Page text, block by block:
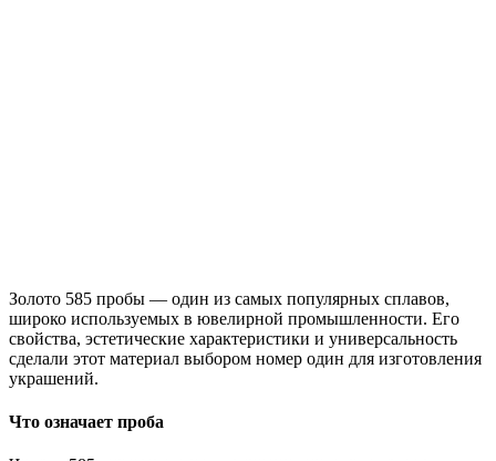
Золото 585 пробы — один из самых популярных сплавов,
широко используемых в ювелирной промышленности. Его
свойства, эстетические характеристики и универсальность
сделали этот материал выбором номер один для изготовления
украшений.
Что означает проба